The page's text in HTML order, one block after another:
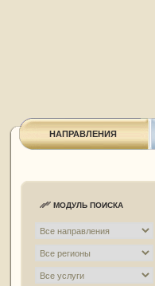
НАПРАВЛЕНИЯ
МОДУЛЬ ПОИСКА